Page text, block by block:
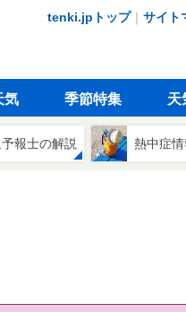
tenki.jpトップ｜ サイト
気 季節特集 天
報士の解説 熱中症情